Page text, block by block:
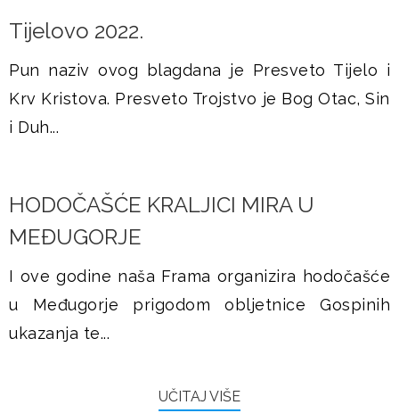
Tijelovo 2022.
Pun naziv ovog blagdana je Presveto Tijelo i
Krv Kristova. Presveto Trojstvo je Bog Otac, Sin
i Duh...
HODOČAŠĆE KRALJICI MIRA U
MEĐUGORJE
I ove godine naša Frama organizira hodočašće
u Međugorje prigodom obljetnice Gospinih
ukazanja te...
UČITAJ VIŠE